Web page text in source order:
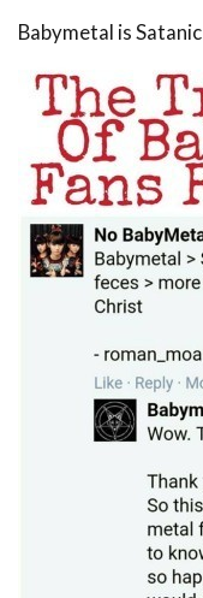
Babymetal is Satanic